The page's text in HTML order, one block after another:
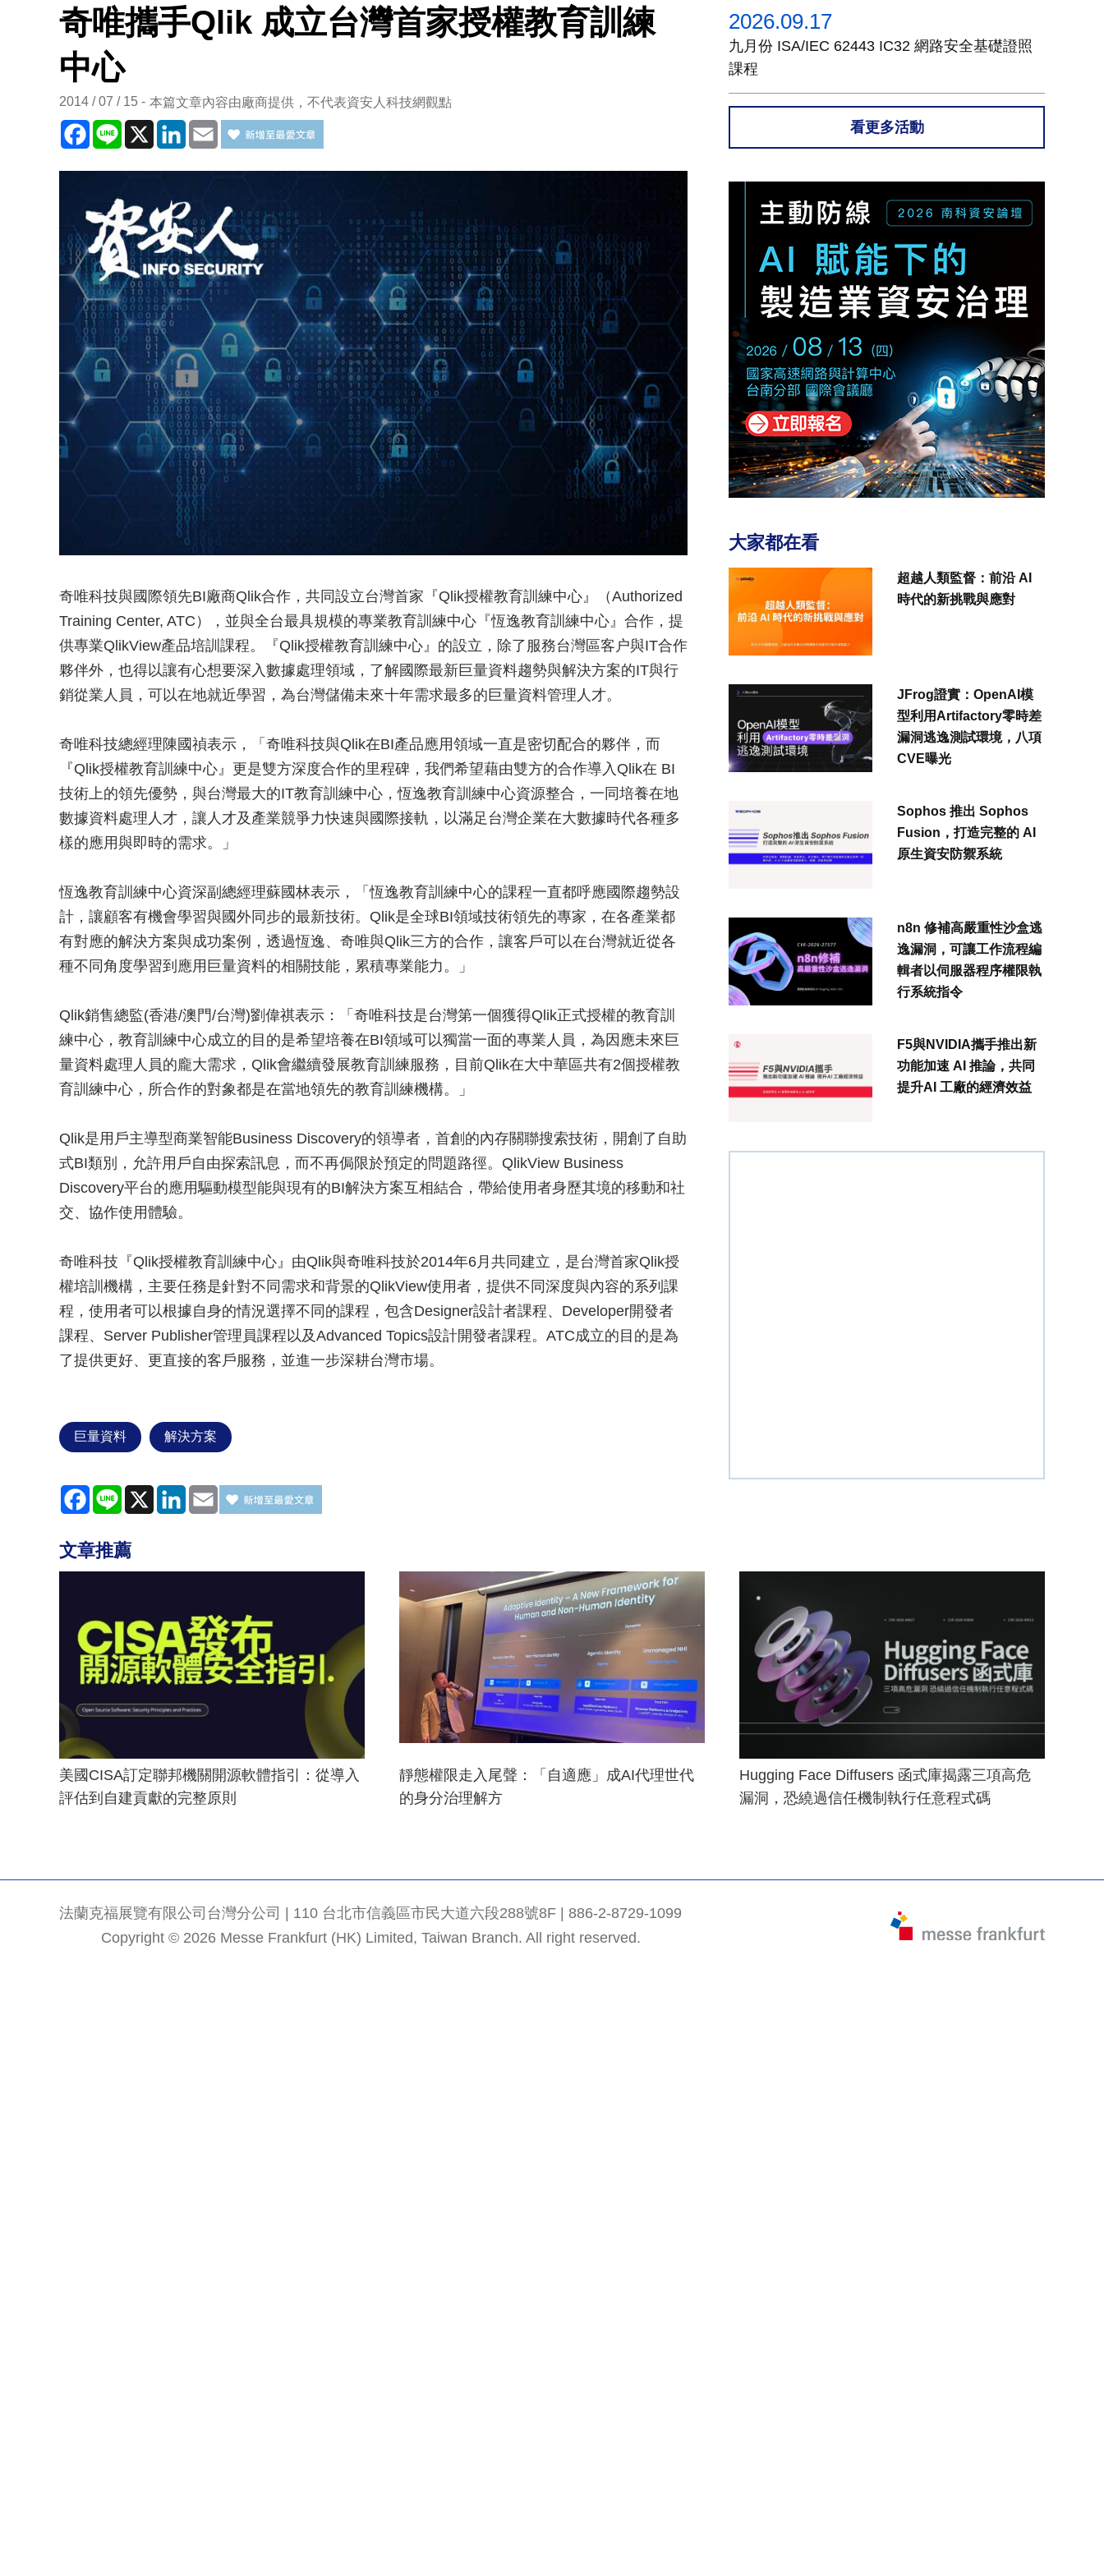
奇唯攜手Qlik 成立台灣首家授權教育訓練
中心
2014 / 07 / 15 本篇文章內容由廠商提供，不代表資安人科技網觀點
Facebook
Line X LinkedInEmail
奇唯科技與國際領先BI廠商Qlik合作，共同設立台灣首家『Qlik授權教育訓練中心』（Authorized
Training Center, ATC），並與全台最具規模的專業教育訓練中心『恆逸教育訓練中心』合作，提
供專業QlikView產品培訓課程。『Qlik授權教育訓練中心』的設立，除了服務台灣區客户與IT合作
夥伴外，也得以讓有心想要深入數據處理領域，了解國際最新巨量資料趨勢與解決方案的IT與行
銷從業人員，可以在地就近學習，為台灣儲備未來十年需求最多的巨量資料管理人才。
奇唯科技總經理陳國禎表示，「奇唯科技與Qlik在BI產品應用領域一直是密切配合的夥伴，而
『Qlik授權教育訓練中心』更是雙方深度合作的里程碑，我們希望藉由雙方的合作導入Qlik在 BI
技術上的領先優勢，與台灣最大的IT教育訓練中心，恆逸教育訓練中心資源整合，一同培養在地
數據資料處理人才，讓人才及產業競爭力快速與國際接軌，以滿足台灣企業在大數據時代各種多
樣的應用與即時的需求。」
恆逸教育訓練中心資深副總經理蘇國林表示，「恆逸教育訓練中心的課程一直都呼應國際趨勢設
計，讓顧客有機會學習與國外同步的最新技術。Qlik是全球BI領域技術領先的專家，在各產業都
有對應的解決方案與成功案例，透過恆逸、奇唯與Qlik三方的合作，讓客戶可以在台灣就近從各
種不同角度學習到應用巨量資料的相關技能，累積專業能力。」
Qlik銷售總監(香港/澳門/台灣)劉偉祺表示：「奇唯科技是台灣第一個獲得Qlik正式授權的教育訓
練中心，教育訓練中心成立的目的是希望培養在BI領域可以獨當一面的專業人員，為因應未來巨
量資料處理人員的龐大需求，Qlik會繼續發展教育訓練服務，目前Qlik在大中華區共有2個授權教
育訓練中心，所合作的對象都是在當地領先的教育訓練機構。」
Qlik是用戶主導型商業智能Business Discovery的領導者，首創的內存關聯搜索技術，開創了自助
式BI類別，允許用戶自由探索訊息，而不再侷限於預定的問題路徑。QlikView Business
Discovery平台的應用驅動模型能與現有的BI解決方案互相結合，帶給使用者身歷其境的移動和社
交、協作使用體驗。
奇唯科技『Qlik授權教育訓練中心』由Qlik與奇唯科技於2014年6月共同建立，是台灣首家Qlik授
權培訓機構，主要任務是針對不同需求和背景的QlikView使用者，提供不同深度與內容的系列課
程，使用者可以根據自身的情況選擇不同的課程，包含Designer設計者課程、Developer開發者
課程、Server Publisher管理員課程以及Advanced Topics設計開發者課程。ATC成立的目的是為
了提供更好、更直接的客戶服務，並進一步深耕台灣市場。
巨量資料 解決方案
Facebook
Line X LinkedInEmail
2026.09.17
九月份 ISA/IEC 62443 IC32 網路安全基礎證照
課程
看更多活動
大家都在看
超越人類監督：前沿 AI
時代的新挑戰與應對
JFrog證實：OpenAI模
型利用Artifactory零時差
漏洞逃逸測試環境，八項
CVE曝光
Sophos 推出 Sophos
Fusion，打造完整的 AI
原生資安防禦系統
n8n 修補高嚴重性沙盒逃
逸漏洞，可讓工作流程編
輯者以伺服器程序權限執
行系統指令
F5與NVIDIA攜手推出新
功能加速 AI 推論，共同
提升AI 工廠的經濟效益
文章推薦
美國CISA訂定聯邦機關開源軟體指引：從導入
評估到自建貢獻的完整原則
靜態權限走入尾聲：「自適應」成AI代理世代
的身分治理解方
Hugging Face Diffusers 函式庫揭露三項高危
漏洞，恐繞過信任機制執行任意程式碼
法蘭克福展覽有限公司台灣分公司 | 110 台北市信義區市民大道六段288號8F | 886-2-8729-1099
Copyright © 2026 Messe Frankfurt (HK) Limited, Taiwan Branch. All right reserved.